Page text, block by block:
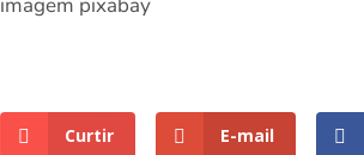
imagem pixabay
Curtir E-mail